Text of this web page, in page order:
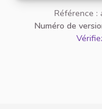
Référence
Numéro de